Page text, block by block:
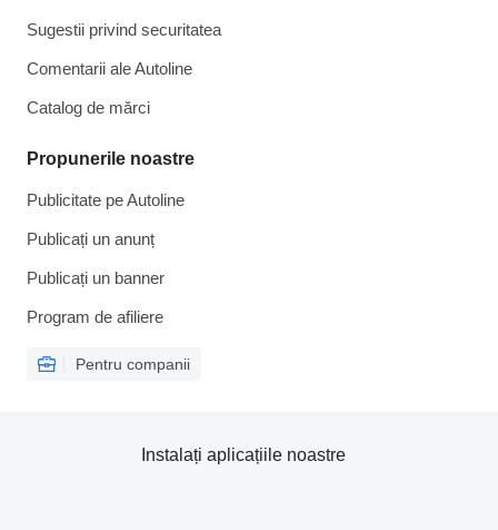
Sugestii privind securitatea
Comentarii ale Autoline
Catalog de mărcі
Propunerile noastre
Publicitate pe Autoline
Publicați un anunț
Publicați un banner
Program de afiliere
Pentru companii
Instalați aplicațiile noastre